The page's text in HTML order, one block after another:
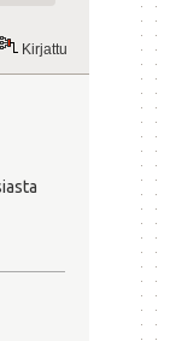
Kirjattu